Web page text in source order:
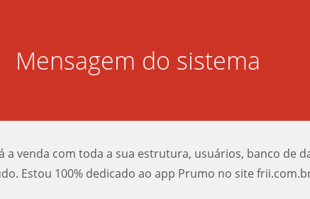
Mensagem do sistema
a venda com toda a sua estrutura, usuários, banco de
Estou 100% dedicado ao app Prumo no site